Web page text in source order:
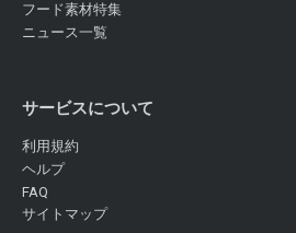
フード素材特集
ニュース一覧
サービスについて
利用規約
ヘルプ
FAQ
サイトマップ